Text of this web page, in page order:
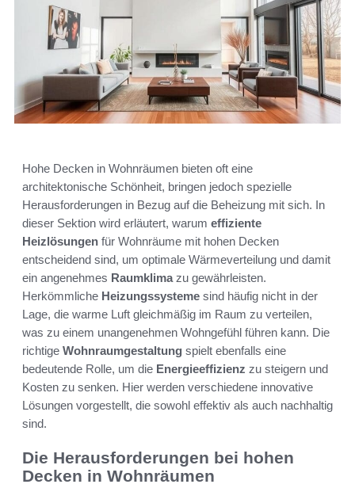
Hohe Decken in Wohnräumen bieten oft eine
architektonische Schönheit, bringen jedoch spezielle
Herausforderungen in Bezug auf die Beheizung mit sich. In
dieser Sektion wird erläutert, warum effiziente
Heizlösungen für Wohnräume mit hohen Decken
entscheidend sind, um optimale Wärmeverteilung und damit
ein angenehmes Raumklimazu gewährleisten.
Herkömmliche Heizungssysteme sind häufig nicht in der
Lage, die warme Luft gleichmäßig im Raum zu verteilen,
was zu einem unangenehmen Wohngefühl führen kann. Die
richtige Wohnraumgestaltung spielt ebenfalls eine
bedeutende Rolle, um die Energieeffizienz zu steigern und
Kosten zu senken. Hier werden verschiedene innovative
Lösungen vorgestellt, die sowohl effektiv als auch nachhaltig
sind.
Die Herausforderungen bei hohen
Decken in Wohnräumen